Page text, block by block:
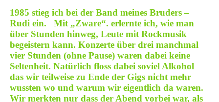
1985 stieg ich bei der Band meines Bruders –
Rudi ein. Mit „Zware“. erlernte ich, wie man
über Stunden hinweg, Leute mit Rockmusik
begeistern kann. Konzerte über drei manchmal
vier Stunden (ohne Pause) waren dabei keine
Seltenheit. Natürlich floss dabei soviel Alkohol
das wir teilweise zu Ende der Gigs nicht mehr
wussten wo und warum wir eigentlich da waren.
Wir merkten nur dass der Abend vorbei war, als